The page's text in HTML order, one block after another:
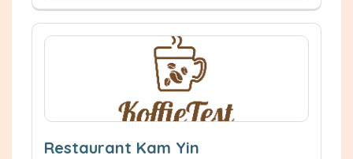
Restaurant Kam Yin